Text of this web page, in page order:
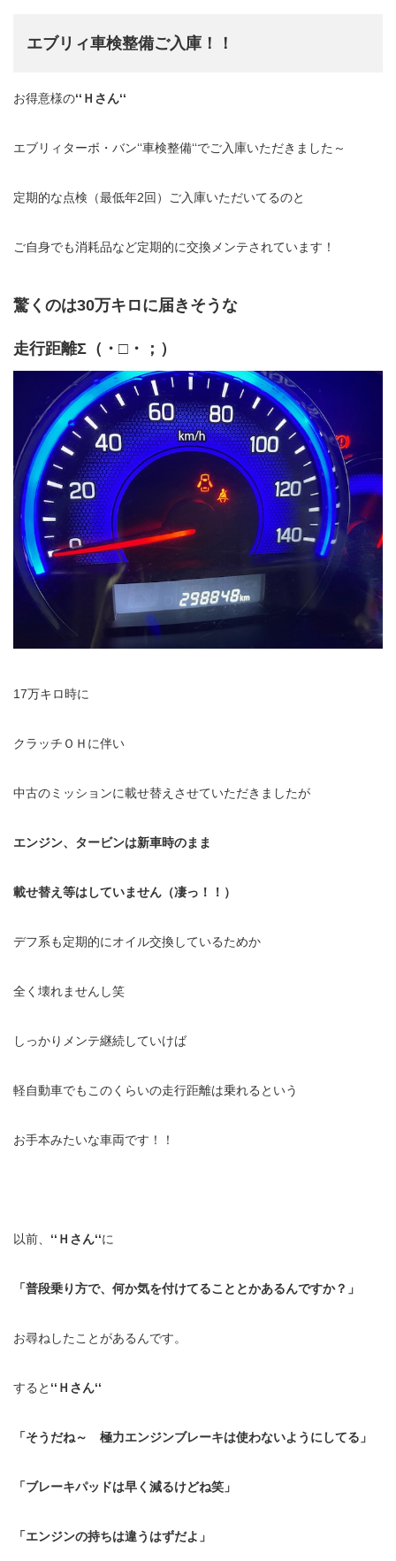
エブリィ車検整備ご入庫！！
お得意様の‘‘Ｈさん‘‘
エブリィターボ・バン‘‘車検整備‘‘でご入庫いただきました～
定期的な点検（最低年2回）ご入庫いただいてるのと
ご自身でも消耗品など定期的に交換メンテされています！
驚くのは30万キロに届きそうな
走行距離Σ（・□・；）
17万キロ時に
クラッチＯＨに伴い
中古のミッションに載せ替えさせていただきましたが
エンジン、タービンは新車時のまま
載せ替え等はしていません（凄っ！！）
デフ系も定期的にオイル交換しているためか
全く壊れませんし笑
しっかりメンテ継続していけば
軽自動車でもこのくらいの走行距離は乗れるという
お手本みたいな車両です！！
以前、 ‘‘Ｈさん‘‘に
「普段乗り方で、何か気を付けてることとかあるんですか？」
お尋ねしたことがあるんです。
すると ‘‘Ｈさん‘‘
「そうだね～ 極力エンジンブレーキは使わないようにしてる」
「ブレーキパッドは早く減るけどね笑」
「エンジンの持ちは違うはずだよ」